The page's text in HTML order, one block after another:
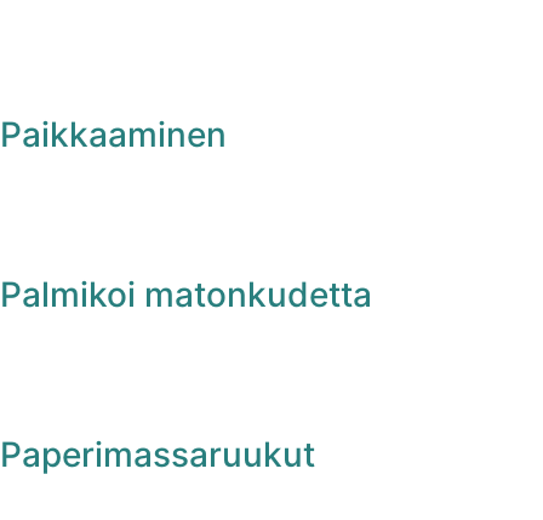
Paikkaaminen
Palmikoi matonkudetta
Paperimassaruukut